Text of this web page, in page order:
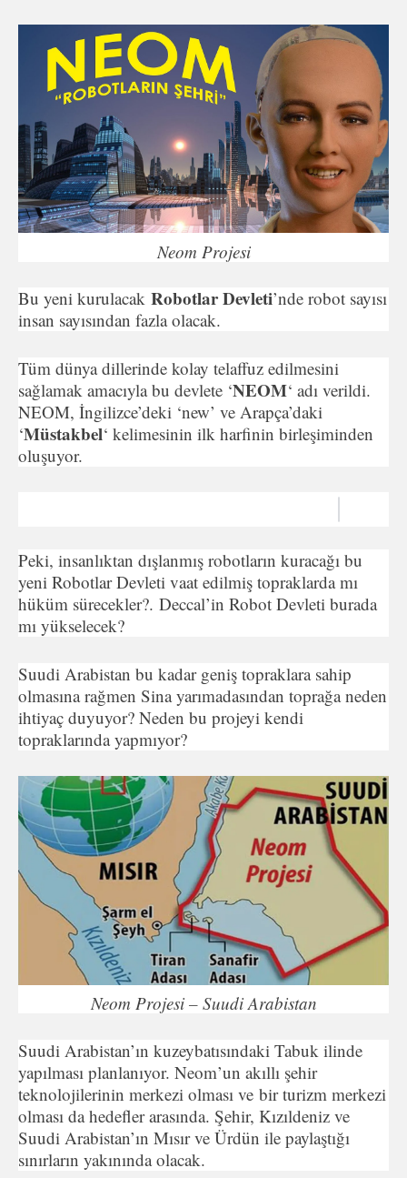
Neom Projesi
Bu yeni kurulacak Robotlar Devleti’nde robot sayısı
insan sayısından fazla olacak.
Tüm dünya dillerinde kolay telaffuz edilmesini
sağlamak amacıyla bu devlete ‘NEOM‘ adı verildi.
NEOM, İngilizce’deki ‘new’ ve Arapça’daki
‘Müstakbel‘ kelimesinin ilk harfinin birleşiminden
oluşuyor.
Peki, insanlıktan dışlanmış robotların kuracağı bu
yeni Robotlar Devleti vaat edilmiş topraklarda mı
hüküm sürecekler?. Deccal’in Robot Devleti burada
mı yükselecek?
Suudi Arabistan bu kadar geniş topraklara sahip
olmasına rağmen Sina yarımadasından toprağa neden
ihtiyaç duyuyor? Neden bu projeyi kendi
topraklarında yapmıyor?
Neom Projesi – Suudi Arabistan
Suudi Arabistan’ın kuzeybatısındaki Tabuk ilinde
yapılması planlanıyor. Neom’un akıllı şehir
teknolojilerinin merkezi olması ve bir turizm merkezi
olması da hedefler arasında. Şehir, Kızıldeniz ve
Suudi Arabistan’ın Mısır ve Ürdün ile paylaştığı
sınırların yakınında olacak.